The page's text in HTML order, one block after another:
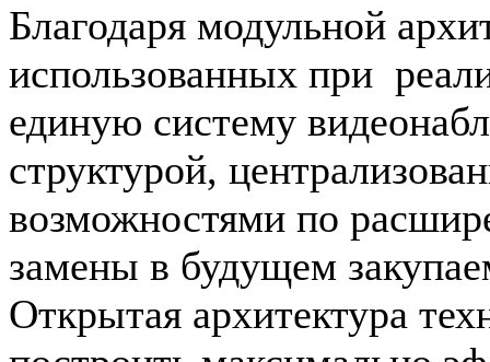
Благодаря модульной
использованных при
единую систему
структурой,
возможностями по
замены в будущем
Открытая архитектура